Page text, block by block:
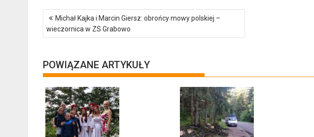
Nawigacja
wpisu
Michał Kajka i Marcin Giersz: obrońcy mowy polskiej –
wieczornica w ZS Grabowo
POWIĄZANE ARTYKUŁY